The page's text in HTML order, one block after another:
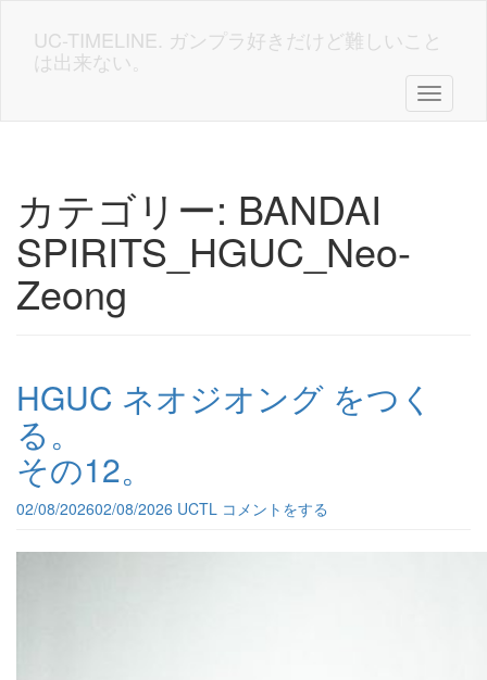
content
UC-TIMELINE. ガンプラ好きだけど難しいこと
は出来ない。
Toggle
カテゴリー: BANDAI
SPIRITS_HGUC_Neo-
Zeong
HGUC ネオジオング をつく
る。
その12。
02/08/202602/08/2026 UCTL コメントをする